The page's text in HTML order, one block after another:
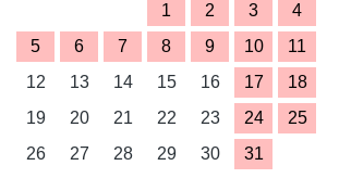
1
2 3
4
5
6 7 8 9 10
11
12
13 14 15 16 17
18
19
20 21 22 23 24
25
26
27 28 29 30 31